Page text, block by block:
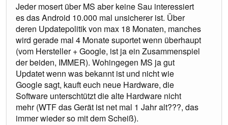
Jeder mosert über MS aber keine Sau interessiert
es das Android 10.000 mal unsicherer ist. Über
deren Updatepolitik von max 18 Monaten, manches
wird gerade mal 4 Monate suportet wenn überhaupt
(vom Hersteller + Google, ist ja ein Zusammenspiel
der beiden, IMMER). Wohingegen MS ja gut
Updatet wenn was bekannt ist und nicht wie
Google sagt, kauft euch neue Hardware, die
Software unterschtützt die alte Hardware nicht
mehr (WTF das Gerät ist net mal 1 Jahr alt???, das
immer wieder so mit dem Scheiß).